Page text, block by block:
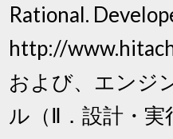
Rational.
http://
および、エンジ
ル（Ⅱ．設計・